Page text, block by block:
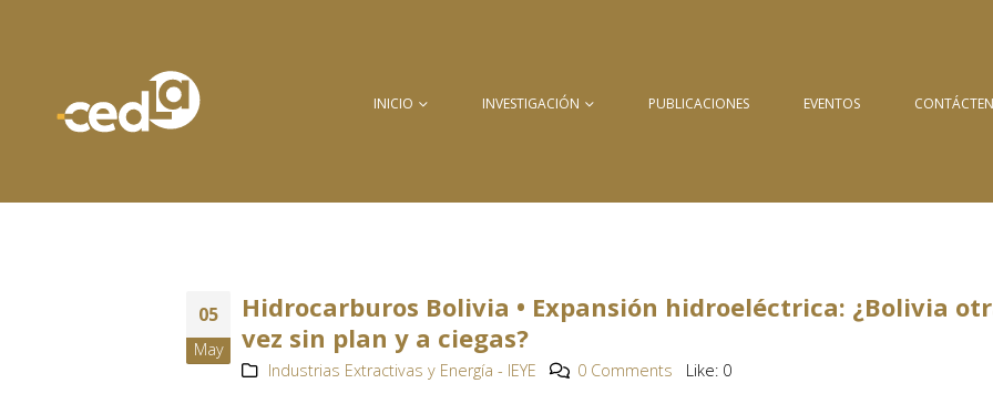
INICIO INVESTIGACIÓN PUBLICACIONES EVENTOS
05
May
Hidrocarburos Bolivia • Expansión hidroeléctrica: ¿Bolivia
vez sin plan y a ciegas?
Industrias Extractivas y Energía - IEYE 0 Comments Like: 0